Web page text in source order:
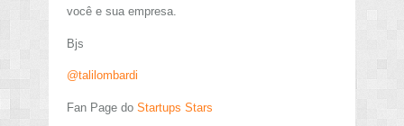
você e sua empresa.
Bjs
@talilombardi
Fan Page do Startups Stars